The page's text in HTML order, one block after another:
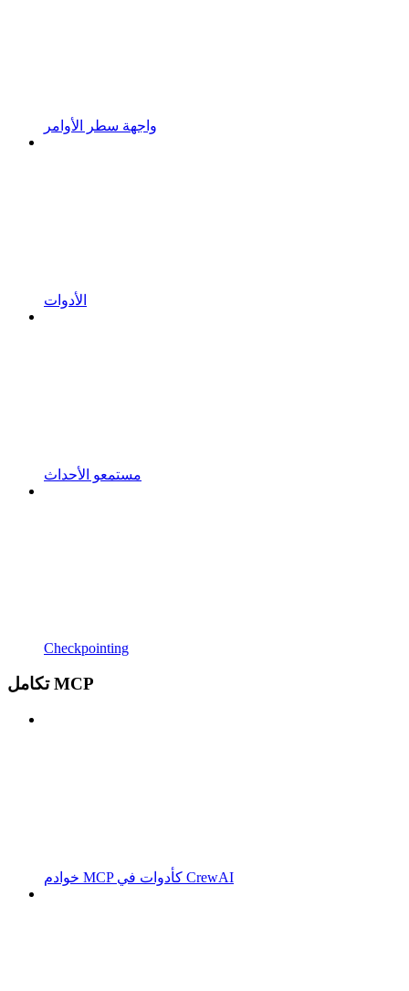
واجهة سطر الأوامر
الأدوات
مستمعو الأحداث
Checkpointing
تكامل MCP
خوادم MCP كأدوات في CrewAI